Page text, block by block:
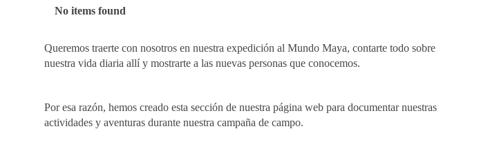
The
updated
No items found
Queremos traerte con nosotros en nuestra expedición al Mundo Maya, contarte todo sobre
nuestra vida diaria allí y mostrarte a las nuevas personas que conocemos.
Por esa razón, hemos creado esta sección de nuestra página web para documentar nuestras
actividades y aventuras durante nuestra campaña de campo.